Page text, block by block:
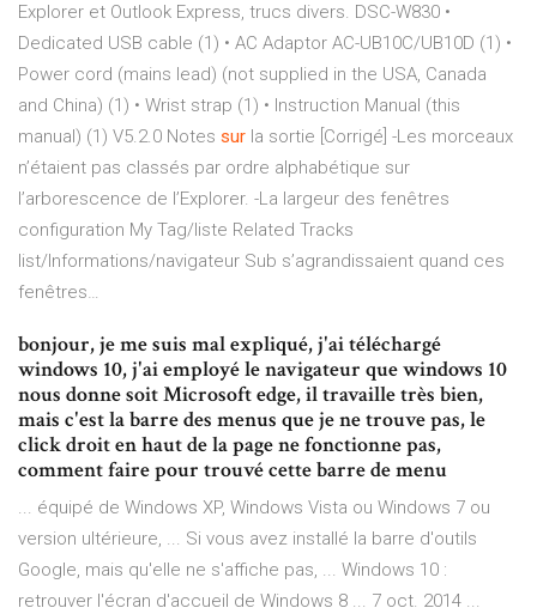
Explorer et Outlook Express, trucs divers. DSC-W830 •
Dedicated USB cable (1) • AC Adaptor AC-UB10C/UB10D (1) •
Power cord (mains lead) (not supplied in the USA, Canada
and China) (1) • Wrist strap (1) • Instruction Manual (this
manual) (1) V5.2.0 Notes sur la sortie [Corrigé] -Les morceaux
n’étaient pas classés par ordre alphabétique sur
l’arborescence de l’Explorer. -La largeur des fenêtres
configuration My Tag/liste Related Tracks
list/Informations/navigateur Sub s’agrandissaient quand ces
fenêtres…
bonjour, je me suis mal expliqué, j'ai téléchargé
windows 10, j'ai employé le navigateur que windows 10
nous donne soit Microsoft edge, il travaille très bien,
mais c'est la barre des menus que je ne trouve pas, le
click droit en haut de la page ne fonctionne pas,
comment faire pour trouvé cette barre de menu
... équipé de Windows XP, Windows Vista ou Windows 7 ou
version ultérieure, ... Si vous avez installé la barre d'outils
Google, mais qu'elle ne s'affiche pas, ... Windows 10 :
retrouver l'écran d'accueil de Windows 8 ... 7 oct. 2014 ...